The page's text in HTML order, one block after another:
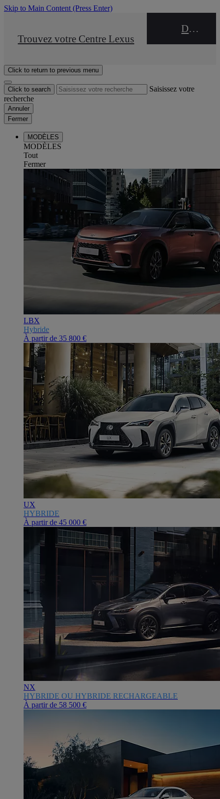
Skip to Main Content (Press Enter)
STOP DRIVE Takata
Trouvez votre Centre Lexus
DEALER NAME
Click to return to previous menu
Click to search
Saisissez votre
recherche
Annuler
Fermer
MODÈLES
MODÈLES
Tout
Fermer
LBX
Hybride
À partir de 35 800 €
UX
HYBRIDE
À partir de 45 000 €
NX
HYBRIDE OU HYBRIDE RECHARGEABLE
À partir de 58 500 €